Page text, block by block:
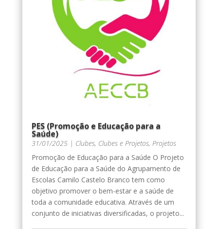
PES (Promoção e Educação para a
Saúde)
31/01/2025| Clubes, Clubes e Projetos, Projetos
Promoção de Educação para a Saúde O Projeto
de Educação para a Saúde do Agrupamento de
Escolas Camilo Castelo Branco tem como
objetivo promover o bem-estar e a saúde de
toda a comunidade educativa. Através de um
conjunto de iniciativas diversificadas, o projeto...